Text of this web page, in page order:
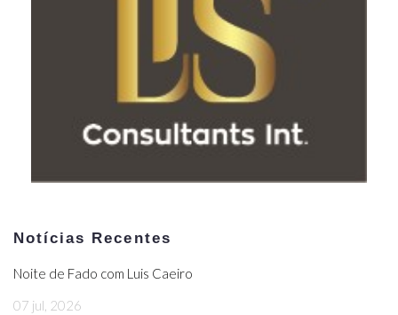
Notícias Recentes
Noite de Fado com Luis Caeiro
07 jul, 2026